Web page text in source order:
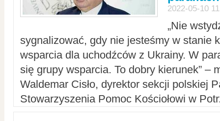
2022-05-10
„Nie
sygnalizować, gdy nie jesteśmy w stanie
wsparcia dla uchodźców z Ukrainy. W
się grupy wsparcia. To dobry kierunek” –
Waldemar Cisło, dyrektor sekcji polskiej
Stowarzyszenia Pomoc Kościołowi w